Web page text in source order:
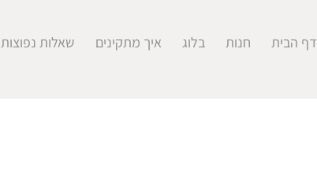
שאלות נפוצות איך מתקינים בלוג חנות דף הבית